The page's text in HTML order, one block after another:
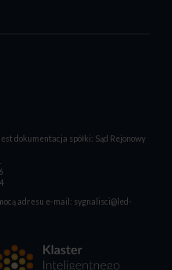
dokumentacja spółki: Sąd Rejonowy
adresu e-mail: sygnalisci@led-